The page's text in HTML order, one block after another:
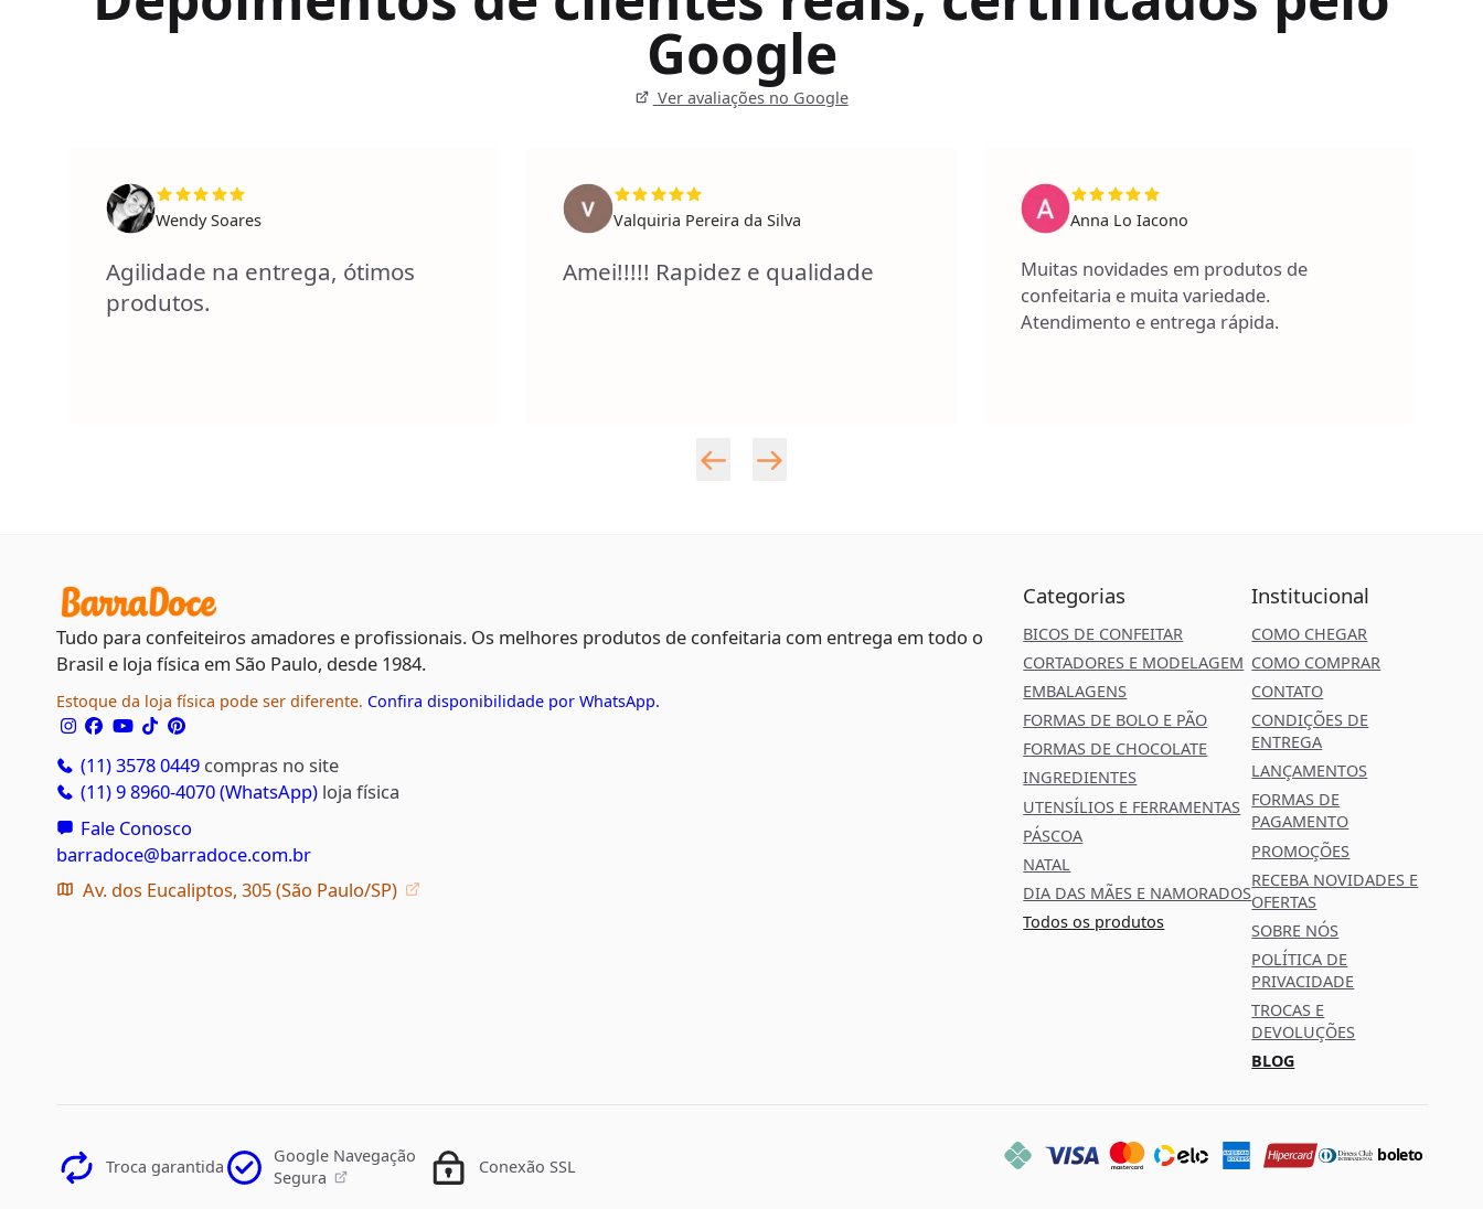
Google
Ver avaliações no Google
Wendy Soares
Agilidade na entrega, ótimos
produtos.
Valquiria Pereira da Silva
Amei!!!!! Rapidez e qualidade
Anna Lo Iacono
Muitas novidades em produtos de
confeitaria e muita variedade.
Atendimento e entrega rápida.
Tudo para confeiteiros amadores e profissionais. Os melhores produtos de confeitaria com entrega em todo o
Brasil e loja física em São Paulo, desde 1984.
Estoque da loja física pode ser diferente. Confira disponibilidade por WhatsApp.
(11) 3578 0449 compras no site
(11) 9 8960-4070 (WhatsApp) loja física
Fale Conosco
barradoce@barradoce.com.br
Av. dos Eucaliptos, 305 (São Paulo/SP)
Categorias
BICOS DE CONFEITAR
CORTADORES E MODELAGEM
EMBALAGENS
FORMAS DE BOLO E PÃO
FORMAS DE CHOCOLATE
INGREDIENTES
UTENSÍLIOS E FERRAMENTAS
PÁSCOA
NATAL
DIA DAS MÃES E NAMORADOS
Todos os produtos
Institucional
COMO CHEGAR
COMO COMPRAR
CONTATO
CONDIÇÕES DE
ENTREGA
LANÇAMENTOS
FORMAS DE
PAGAMENTO
PROMOÇÕES
RECEBA NOVIDADES E
OFERTAS
SOBRE NÓS
POLÍTICA DE
PRIVACIDADE
TROCAS E
DEVOLUÇÕES
BLOG
Troca garantida
Google Navegação
Segura
Conexão SSL
boleto